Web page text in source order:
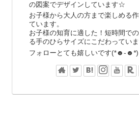
の図案でデザインしています☆
お子様から大人の方まで楽しめる
ています。
お子様の知育に適した！短時間で
る手のひらサイズにこだわっていま
フォローとても嬉しいです(*☻-☻*)